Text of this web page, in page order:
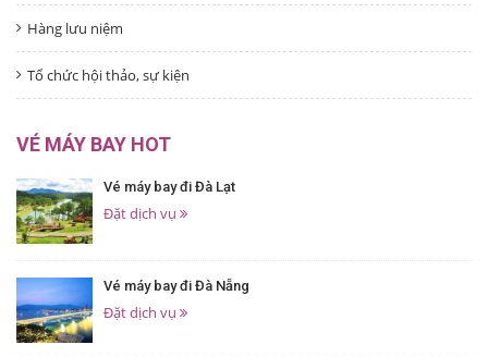
Hàng lưu niệm
Tổ chức hội thảo, sự kiện
VÉ MÁY BAY HOT
Vé máy bay đi Đà Lạt
Đặt dịch vụ
Vé máy bay đi Đà Nẵng
Đặt dịch vụ